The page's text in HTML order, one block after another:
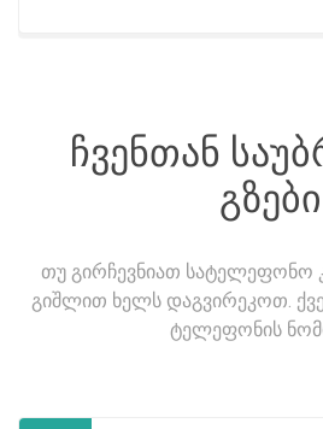
ჩვენთან
გზები
თუ გირჩევნიათ სატელეფონო
გიშლით ხელს დაგვირეკოთ.
ტელეფონის